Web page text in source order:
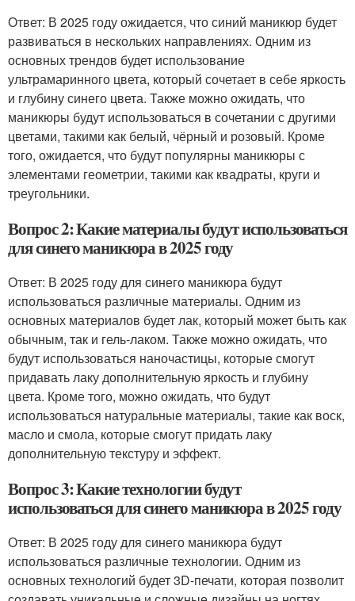
Ответ: В 2025 году ожидается, что синий маникюр будет
развиваться в нескольких направлениях. Одним из
основных трендов будет использование
ультрамаринного цвета, который сочетает в себе яркость
и глубину синего цвета. Также можно ожидать, что
маникюры будут использоваться в сочетании с другими
цветами, такими как белый, чёрный и розовый. Кроме
того, ожидается, что будут популярны маникюры с
элементами геометрии, такими как квадраты, круги и
треугольники.
Вопрос 2: Какие материалы будут использоваться
для синего маникюра в 2025 году
Ответ: В 2025 году для синего маникюра будут
использоваться различные материалы. Одним из
основных материалов будет лак, который может быть как
обычным, так и гель-лаком. Также можно ожидать, что
будут использоваться наночастицы, которые смогут
придавать лаку дополнительную яркость и глубину
цвета. Кроме того, можно ожидать, что будут
использоваться натуральные материалы, такие как воск,
масло и смола, которые смогут придать лаку
дополнительную текстуру и эффект.
Вопрос 3: Какие технологии будут
использоваться для синего маникюра в 2025 году
Ответ: В 2025 году для синего маникюра будут
использоваться различные технологии. Одним из
основных технологий будет 3D-печати, которая позволит